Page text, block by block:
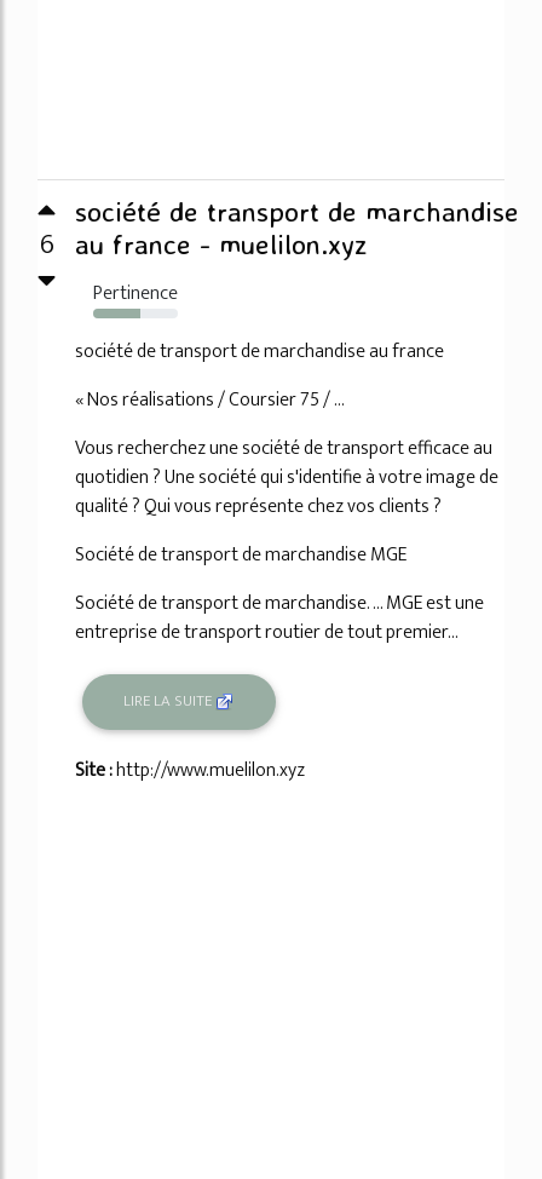
6
société de transport de marchandise
au france - muelilon.xyz
Pertinence
56%
société de transport de marchandise au france
« Nos réalisations / Coursier 75 / ...
Vous recherchez une société de transport efficace au
quotidien ? Une société qui s'identifie à votre image de
qualité ? Qui vous représente chez vos clients ?
Société de transport de marchandise MGE
Société de transport de marchandise. ... MGE est une
entreprise de transport routier de tout premier...
LIRE LA SUITE
Site :http://www.muelilon.xyz